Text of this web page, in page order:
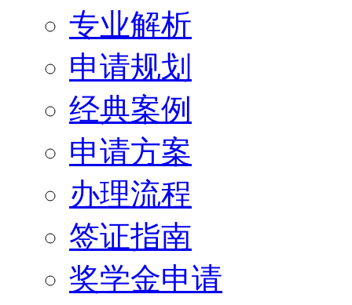
专业解析
申请规划
经典案例
申请方案
办理流程
签证指南
奖学金申请